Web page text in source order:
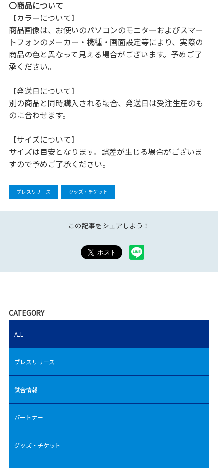
〇商品について
【カラーについて】
商品画像は、お使いのパソコンのモニターおよびスマー
トフォンのメーカー・機種・画面設定等により、実際の
商品の色と異なって見える場合がございます。予めご了
承ください。
【発送日について】
別の商品と同時購入される場合、発送日は受注生産のも
のに合わせます。
【サイズについて】
サイズは目安となります。誤差が生じる場合がございま
すので予めご了承ください。
プレスリリース グッズ・チケット
この記事をシェアしよう！
CATEGORY
ALL
プレスリリース
試合情報
パートナー
グッズ・チケット